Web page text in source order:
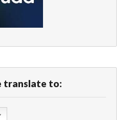
translate to: